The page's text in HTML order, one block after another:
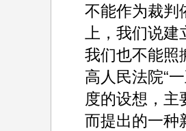
不能作为裁判
上，我们说
我们也不能照
高人民法院“
度的设想，主
而提出的一种